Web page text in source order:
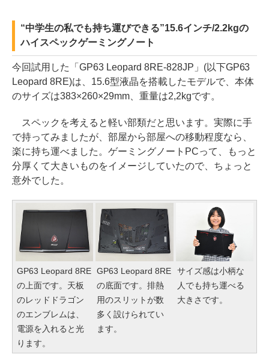
“中学生の私でも持ち運びできる”15.6インチ/2.2kgの
ハイスペックゲーミングノート
今回試用した「GP63 Leopard 8RE-828JP」(以下GP63
Leopard 8RE)は、15.6型液晶を搭載したモデルで、本体
のサイズは383×260×29mm、重量は2,2kgです。
スペックを考えると軽い部類だと思います。実際に手
で持ってみましたが、部屋から部屋への移動程度なら、
楽に持ち運べました。ゲーミングノートPCって、もっと
分厚くて大きいものをイメージしていたので、ちょっと
意外でした。
GP63 Leopard 8RE
の上面です。天板
のレッドドラゴン
のエンブレムは、
電源を入れると光
ります。
GP63 Leopard 8RE
の底面です。排熱
用のスリットが数
多く設けられてい
ます。
サイズ感は小柄な
人でも持ち運べる
大きさです。